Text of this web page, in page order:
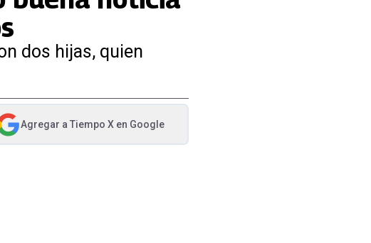
dos hijas, quien
Agregar a Tiempo Xen Google
en nueva pestaña